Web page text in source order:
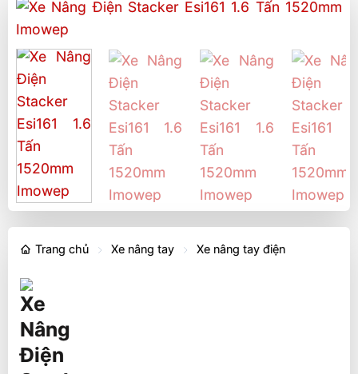
Trang chủ Xe nâng tay Xe nâng tay điện